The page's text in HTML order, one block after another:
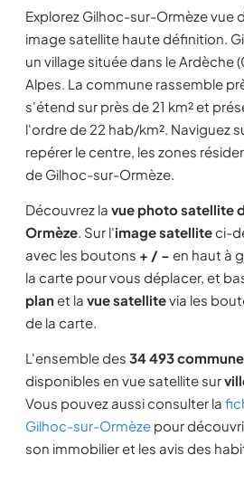
Explorez Gilhoc-sur-Ormèze vue
image satellite haute définition.
un village située dans le Ardèche
Alpes. La commune rassemble
s'étend sur près de 21 km² et
l'ordre de 22 hab/km². Naviguez
repérer le centre, les zones
de Gilhoc-sur-Ormèze.
Découvrez la vue photo satellite
Ormèze. Sur l'image satelliteci-
avec les boutons + / − en haut à
la carte pour vous déplacer, et
planet la vue satellitevia les
de la carte.
L'ensemble des 34 493
disponibles en vue satellite sur
Vous pouvez aussi consulter la
Gilhoc-sur-Ormèze pour
son immobilier et les avis des